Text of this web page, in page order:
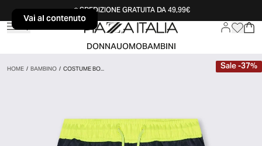
Vai al contenutoSPEDIZIONE GRATUITA DA 49,99€
DONNAUOMOBAMBINI
HOME/BAMBINO/COSTUME BO... Sale-37%
Vai al contenuto